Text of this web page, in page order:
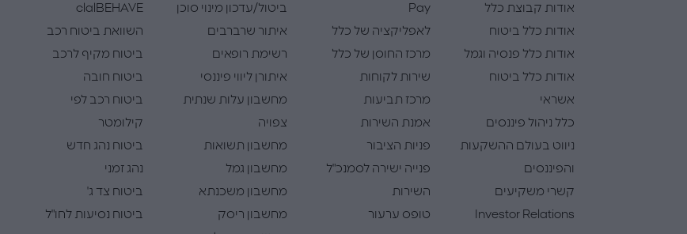
אודות קבוצת כלל
אודות כלל ביטוח
אודות כלל פנסיה וגמל
אודות כלל ביטוח
אשראי
כלל ניהול פיננסים
ניווט בעולם ההשקעות
והפיננסים
קשרי משקיעים
Investor Relations
Pay
לאפליקציה של כלל
מרכז החוסן של כלל
שירות לקוחות
מרכז תביעות
אמנת השירות
פניות הציבור
פנייה ישירה לסמנכ"ל
השירות
טופס ערעור
ביטול/עדכון מינוי סוכן
איתור שרברבים
רשימת רופאים
איתורן ליווי פיננסי
מחשבון עלות שנתית
צפויה
מחשבון תשואות
מחשבון גמל
מחשבון משכנתא
מחשבון ריסק
clalBEHAVE
השוואת ביטוח רכב
ביטוח מקיף לרכב
ביטוח חובה
ביטוח רכב לפי
קילומטר
ביטוח נהג חדש
נהג זמני
ביטוח צד ג'
ביטוח נסיעות לחו"ל